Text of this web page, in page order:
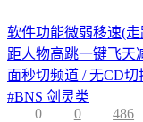
软件功能微弱移速(
距人物高跳一键飞天
面秒切频道 / 无CD
#BNS 剑灵类
0
0 486